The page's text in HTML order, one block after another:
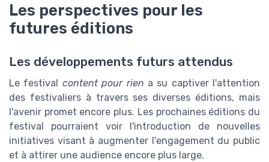
Les perspectives pour les
futures éditions
Les développements futurs attendus
Le festival content pour rien a su captiver l'attention
des festivaliers à travers ses diverses éditions, mais
l'avenir promet encore plus. Les prochaines éditions du
festival pourraient voir l'introduction de nouvelles
initiatives visant à augmenter l'engagement du public
et à attirer une audience encore plus large.